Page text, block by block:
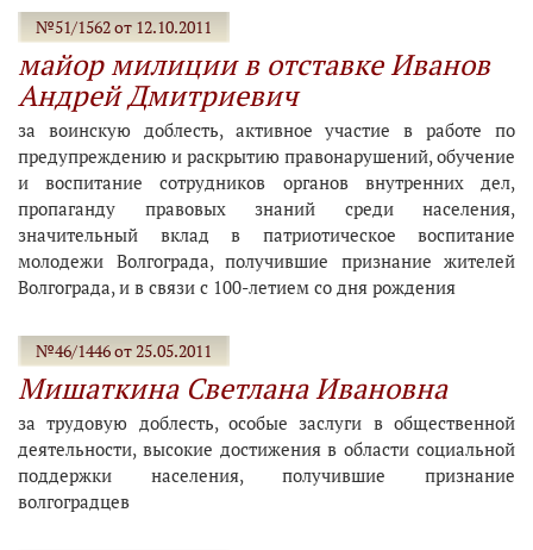
№51/1562 от 12.10.2011
майор милиции в отставке Иванов
Андрей Дмитриевич
за воинскую доблесть, активное участие в работе по
предупреждению и раскрытию правонарушений, обучение
и воспитание сотрудников органов внутренних дел,
пропаганду правовых знаний среди населения,
значительный вклад в патриотическое воспитание
молодежи Волгограда, получившие признание жителей
Волгограда, и в связи с 100-летием со дня рождения
№46/1446 от 25.05.2011
Мишаткина Светлана Ивановна
за трудовую доблесть, особые заслуги в общественной
деятельности, высокие достижения в области социальной
поддержки населения, получившие признание
волгоградцев